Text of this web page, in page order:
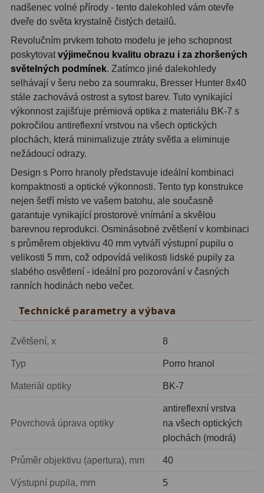
T-kroužky16
Adaptéry T239
Adaptéry M4833
Filtry L-RGB7
Filtry Block10
Filtry Clip
Filtry CCD Hα, OIII 7
Filtrová kola a rámy16
Rovnače a reduktory13
Zaostření 11
ADC, Tilting 14
Komponenty
Helical výtahy
nadšenec volné přírody - tento dalekohled vám otevře
dveře do světa krystalně čistých detailů.
Revolučním prvkem tohoto modelu je jeho schopnost
poskytovatvýjimečnou kvalitu obrazu i za zhoršených
světelných podmínek. Zatímco jiné dalekohledy
selhávají v šeru nebo za soumraku, Bresser Hunter 8x40
stále zachovává ostrost a sytost barev. Tuto vynikající
výkonnost zajišťuje prémiová optika z materiálu BK-7 s
pokročilou antireflexní vrstvou na všech optických
plochách, která minimalizuje ztráty světla a eliminuje
nežádoucí odrazy.
Design s Porro hranoly představuje ideální kombinaci
kompaktnosti a optické výkonnosti. Tento typ konstrukce
nejen šetří místo ve vašem batohu, ale současně
garantuje vynikající prostorové vnímání a skvělou
barevnou reprodukci. Osminásobné zvětšení v kombinaci
s průměrem objektivu 40 mm vytváří výstupní pupilu o
velikosti 5 mm, což odpovídá velikosti lidské pupily za
slabého osvětlení - ideální pro pozorování v časných
ranních hodinách nebo večer.
Technické parametry a výbava
Zvětšení, x 8
Typ Porro hranol
Materiál optiky BK-7
Povrchová úprava optiky
antireflexní vrstva
na všech optických
plochách (modrá)
Průměr objektivu (apertura), mm 40
Výstupní pupila, mm 5